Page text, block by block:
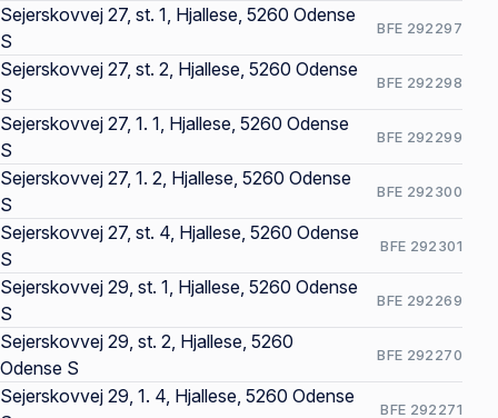
Sejerskovvej 27, st. 1, Hjallese, 5260 Odense
S
BFE 292297
Sejerskovvej 27, st. 2, Hjallese, 5260 Odense
S
BFE 292298
Sejerskovvej 27, 1. 1, Hjallese, 5260 Odense
S
BFE 292299
Sejerskovvej 27, 1. 2, Hjallese, 5260 Odense
S
BFE 292300
Sejerskovvej 27, st. 4, Hjallese, 5260 Odense
S
BFE 292301
Sejerskovvej 29, st. 1, Hjallese, 5260 Odense
S
BFE 292269
Sejerskovvej 29, st. 2, Hjallese, 5260
Odense S
BFE 292270
Sejerskovvej 29, 1. 4, Hjallese, 5260 Odense
BFE 292271